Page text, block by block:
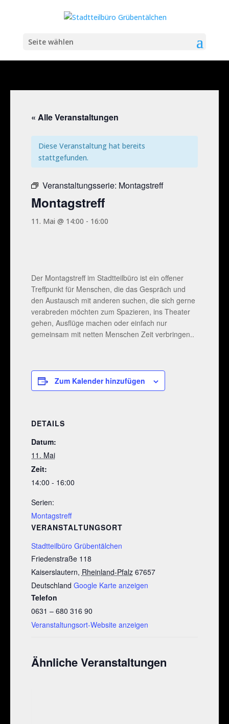
Seite wählen
« Alle Veranstaltungen
Diese Veranstaltung hat bereits
stattgefunden.
Veranstaltungsserie: Montagstreff
Montagstreff
11. Mai @ 14:00 - 16:00
Der Montagstreff im Stadtteilbüro ist ein offener
Treffpunkt für Menschen, die das Gespräch und
den Austausch mit anderen suchen, die sich gerne
verabreden möchten zum Spazieren, ins Theater
gehen, Ausflüge machen oder einfach nur
gemeinsam mit netten Menschen Zeit verbringen..
Zum Kalender hinzufügen
DETAILS
Datum:
11. Mai
Zeit:
14:00 - 16:00
Serien:
Montagstreff
VERANSTALTUNGSORT
Stadtteilbüro Grübentälchen
Friedenstraße 118
Kaiserslautern, Rheinland-Pfalz 67657
Deutschland Google Karte anzeigen
Telefon
0631 – 680 316 90
Veranstaltungsort-Website anzeigen
Ähnliche Veranstaltungen